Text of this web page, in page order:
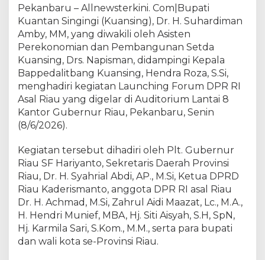
P
R
R
I
A
s
a
l
R
i
,
P
e
k
a
b
K
u
Pekanbaru – Allnewsterkini. Com|Bupati
Kuantan Singingi (Kuansing), Dr. H. Suhardiman
Amby, MM, yang diwakili oleh Asisten
Perekonomian dan Pembangunan Setda
Kuansing, Drs. Napisman, didampingi Kepala
Bappedalitbang Kuansing, Hendra Roza, S.Si,
menghadiri kegiatan Launching Forum DPR RI
Asal Riau yang digelar di Auditorium Lantai 8
Kantor Gubernur Riau, Pekanbaru, Senin
(8/6/2026).
Kegiatan tersebut dihadiri oleh Plt. Gubernur
Riau SF Hariyanto, Sekretaris Daerah Provinsi
Riau, Dr. H. Syahrial Abdi, AP., M.Si, Ketua DPRD
Riau Kaderismanto, anggota DPR RI asal Riau
Dr. H. Achmad, M.Si, Zahrul Aidi Maazat, Lc., M.A.,
H. Hendri Munief, MBA, Hj. Siti Aisyah, S.H, SpN,
Hj. Karmila Sari, S.Kom., M.M., serta para bupati
dan wali kota se-Provinsi Riau.